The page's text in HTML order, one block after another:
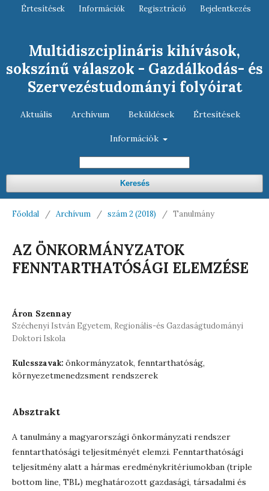
Multidiszciplináris kihívások,
sokszínű válaszok - Gazdálkodás- és
Szervezéstudományi folyóirat
Aktuális Archívum Beküldések Értesítések
Információk
Keresés
Értesítések Információk Regisztráció Bejelentkezés
Főoldal / Archívum / szám 2 (2018) / Tanulmány
AZ ÖNKORMÁNYZATOK
FENNTARTHATÓSÁGI ELEMZÉSE
Áron Szennay
Széchenyi István Egyetem, Regionális-és Gazdaságtudományi
Doktori Iskola
Kulcsszavak: önkormányzatok, fenntarthatóság,
környezetmenedzsment rendszerek
Absztrakt
A tanulmány a magyarországi önkormányzati rendszer
fenntarthatósági teljesítményét elemzi. Fenntarthatósági
teljesítmény alatt a hármas eredménykritériumokban (triple
bottom line, TBL) meghatározott gazdasági, társadalmi és